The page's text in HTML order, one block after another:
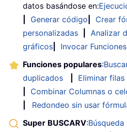
datos basándose en:
Generar código
Crear
personalizadas
Analizar
gráficos
Invocar
Funciones populares:
duplicados
Eliminar
Combinar Columnas o
Redondeo sin usar
Super BUSCARV: